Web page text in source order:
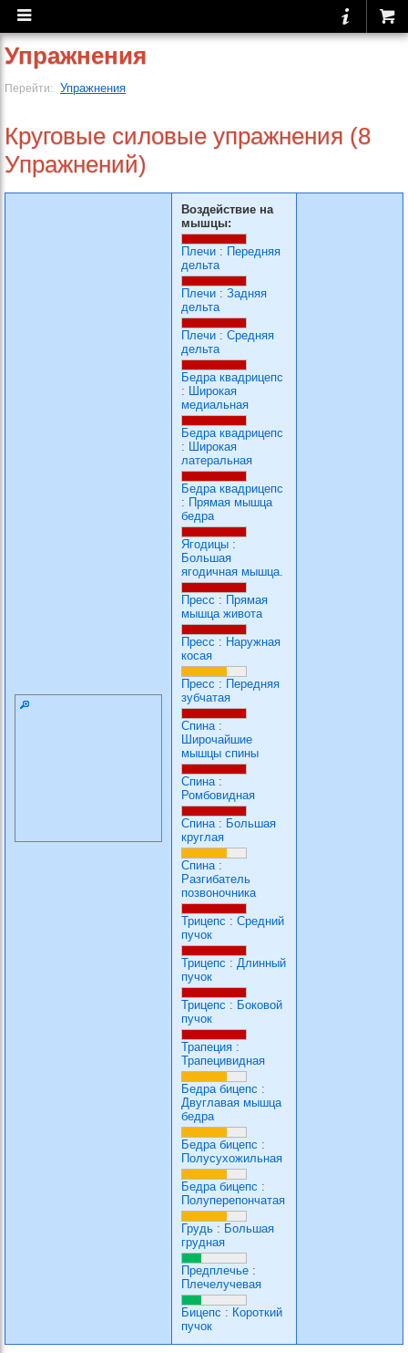
Упражнения
Перейти: Упражнения
Круговые силовые упражнения (8
Упражнений)
Воздействие на
мышцы:
Плечи : Передняя
дельта
Плечи : Задняя
дельта
Плечи : Средняя
дельта
Бедра квадрицепс
: Широкая
медиальная
Бедра квадрицепс
: Широкая
латеральная
Бедра квадрицепс
: Прямая мышца
бедра
Ягодицы :
Большая
ягодичная мышца.
Пресс : Прямая
мышца живота
Пресс : Наружная
косая
Пресс : Передняя
зубчатая
Спина:
Широчайшие
мышцы спины
Спина:
Ромбовидная
Спина: Большая
круглая
Спина:
Разгибатель
позвоночника
Трицепс : Средний
пучок
Трицепс : Длинный
пучок
Трицепс : Боковой
пучок
Трапеция :
Трапецивидная
Бедра бицепс :
Двуглавая мышца
бедра
Бедра бицепс :
Полусухожильная
Бедра бицепс :
Полуперепончатая
Грудь : Большая
грудная
Предплечье :
Плечелучевая
Бицепс : Короткий
пучок